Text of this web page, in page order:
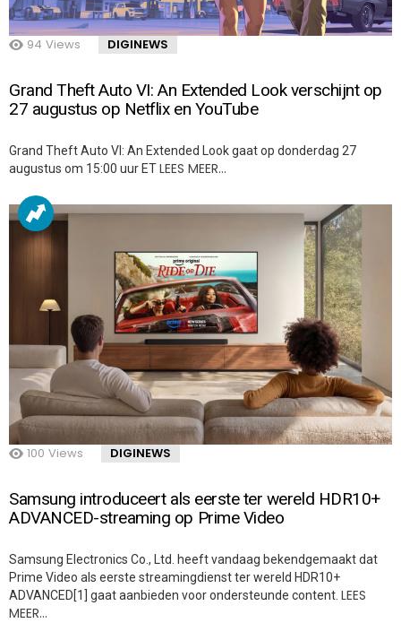
94 Views DIGINEWS
Grand Theft Auto VI: An Extended Look verschijnt op
27 augustus op Netflix en YouTube
Grand Theft Auto VI: An Extended Look gaat op donderdag 27
augustus om 15:00 uur ETLEES MEER…
100 Views DIGINEWS
Samsung introduceert als eerste ter wereld HDR10+
ADVANCED-streaming op Prime Video
Samsung Electronics Co., Ltd. heeft vandaag bekendgemaakt dat
Prime Video als eerste streamingdienst ter wereld HDR10+
ADVANCED[1] gaat aanbieden voor ondersteunde content. LEES
MEER…